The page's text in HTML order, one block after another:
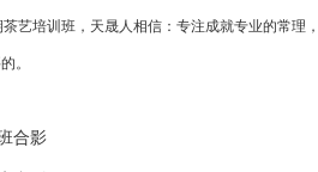
艺培训班，天晟人相信：专注成就专业的常理
。
合影